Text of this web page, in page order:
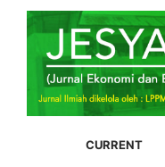
CURRENT